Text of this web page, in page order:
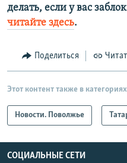
делать, если у вас
читайте здесь.
Поделиться
Этот контент также в категориях
Новости. Поволжье
СОЦИАЛЬНЫЕ СЕТИ